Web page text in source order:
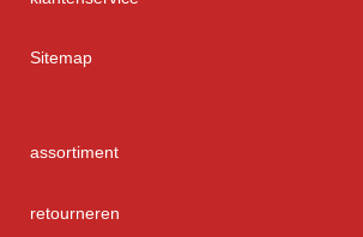
Sitemap
assortiment
retourneren